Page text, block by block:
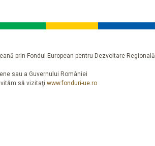
prin Fondul European pentru Dezvoltare Regională
sau a Guvernului României
să vizitaţi www.fonduri-ue.ro